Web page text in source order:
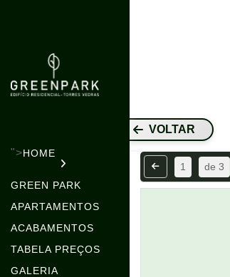
">HOME
GREEN PARK
APARTAMENTOS
ACABAMENTOS
TABELA PREÇOS
GALERIA
VOLTAR
1 de 3